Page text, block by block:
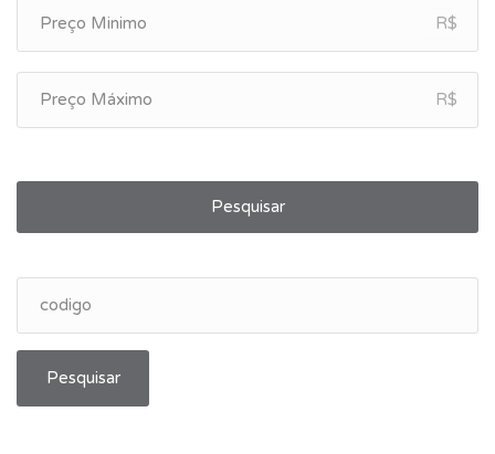
R$
R$
Pesquisar
Pesquisar